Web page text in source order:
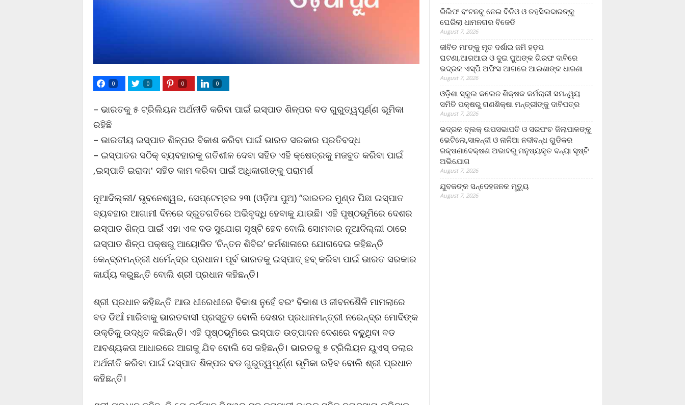
0 0 0 0
– ଭାରତକୁ ୫ ଟ୍ରିଲିୟନ ଅର୍ଥନୀତି କରିବା ପାଇଁ ଇସ୍ପାତ ଶିଳ୍ପର ବଡ ଗୁରୁତ୍ୱପୂର୍ଣ୍ଣ ଭୂମିକା
ରହିଛି
– ଭାରତୀୟ ଇସ୍ପାତ ଶିଳ୍ପର ବିକାଶ କରିବା ପାଇଁ ଭାରତ ସରକାର ପ୍ରତିବଦ୍ଧ
– ଇସ୍ପାତର ସଠିକ୍ ବ୍ୟବହାରକୁ ଗତିଶୀଳ ଦେବା ସହିତ ଏହି କ୍ଷେତ୍ରକୁ ମଜବୁତ କରିବା ପାଇଁ
‚ଇସ୍ପାତି ଇରାଦା‛ ସହିତ କାମ କରିବା ପାଇଁ ଅଧିକାରୀଙ୍କୁ ପରାମର୍ଶ
ନୂଆଦିଲ୍ଲୀ/ ଭୁବନେଶ୍ୱର, ସେପ୍ଟେମ୍ବର ୨୩ (ଓଡ଼ିଆ ପୁଅ) “ଭାରତର ମୁଣ୍ଡ ପିଛା ଇସ୍ପାତ
ବ୍ୟବହାର ଆଗାମୀ ଦିନରେ ଦ୍ରୁତଗତିରେ ଅଭିବୃଦ୍ଧି ହେବାକୁ ଯାଉଛି। ଏହି ପୃଷ୍ଠଭୂମିରେ ଦେଶର
ଇସ୍ପାତ ଶିଳ୍ପ ପାଇଁ ଏହା ଏକ ବଡ ସୁଯୋଗ ସୃଷ୍ଟି ହେବ ବୋଲି ସୋମବାର ନୂଆଦିଲ୍ଲୀ ଠାରେ
ଇସ୍ପାତ ଶିଳ୍ପ ପକ୍ଷରୁ ଆୟୋଜିତ ‘ଚିନ୍ତନ ଶିବିର’ କର୍ମଶାଳାରେ ଯୋଗଦେଇ କହିଛନ୍ତି
କେନ୍ଦ୍ରମନ୍ତ୍ରୀ ଧର୍ମେନ୍ଦ୍ର ପ୍ରଧାନ। ପୂର୍ବ ଭାରତକୁ ଇସ୍ପାତ୍ ହବ୍ କରିବା ପାଇଁ ଭାରତ ସରକାର
କାର୍ଯ୍ୟ କରୁଛନ୍ତି ବୋଲି ଶ୍ରୀ ପ୍ରଧାନ କହିଛନ୍ତି।
ଶ୍ରୀ ପ୍ରଧାନ କହିଛନ୍ତି ଆଉ ଧୀରେଧୀରେ ବିକାଶ ନୁହେଁ ବରଂ ବିକାଶ ଓ ଜୀବନଶୈଳି ମାମଲାରେ
ବଡ ଡିଆଁ ମାରିବାକୁ ଭାରତବାସୀ ପ୍ରସ୍ତୁତ ବୋଲି ଦେଶର ପ୍ରଧାନମନ୍ତ୍ରୀ ନରେନ୍ଦ୍ର ମୋଦିଙ୍କ
ଉକ୍ତିକୁ ଉଦ୍ଧୃତ କରିଛନ୍ତି। ଏହି ପୃଷ୍ଠଭୂମିରେ ଇସ୍ପାତ ଉତ୍ପାଦନ ଦେଶରେ ବଢୁଥିବା ବଡ
ଆବଶ୍ୟକତା ଆଧାରରେ ଆଗକୁ ଯିବ ବୋଲି ସେ କହିଛନ୍ତି। ଭାରତକୁ ୫ ଟ୍ରିଲିୟନ ୟୁଏସ୍ ଡଲାର
ଅର୍ଥନୀତି କରିବା ପାଇଁ ଇସ୍ପାତ ଶିଳ୍ପର ବଡ ଗୁରୁତ୍ୱପୂର୍ଣ୍ଣ ଭୂମିକା ରହିବ ବୋଲି ଶ୍ରୀ ପ୍ରଧାନ
କହିଛନ୍ତି।
ରିଲିଫ ବଂଟନକୁ ନେଇ ବିଡିଓ ଓ ତହସିଲଦାରଙ୍କୁ
ଘେରିଲା ଧାମନଗର ବିଜେଡି
August 7, 2026
ଜୀବିତ ମା’ଙ୍କୁ ମୃତ ଦର୍ଶାଇ ଜମି ହଡ଼ପ
ଘଟଣା,ଆରଆଇ ଓ ଦୁଇ ପୁଅଙ୍କ ଗିରଫ ଦାବିରେ
ଭଦ୍ରକ ଏସ୍‌ପି ଅଫିସ ଆଗରେ ଆଇଶାଙ୍କ ଧାରଣା
August 7, 2026
ଓଡ଼ିଶା ସ୍କୁଲ କଲେଜ ଶିକ୍ଷକ କର୍ମଚାରୀ ସମନ୍ୱୟ
ସମିତି ପକ୍ଷରୁ ଗଣଶିକ୍ଷା ମନ୍ତ୍ରୀଙ୍କୁ ଦାବିପତ୍ର
August 7, 2026
ଭଦ୍ରକ ବ୍ଲକ୍ ଉପସଭାପତି ଓ ସରପଂଚ ଜିଲାପାଳଙ୍କୁ
ଭେଟିଲେ,ସାଳନ୍ଦୀ ଓ ନାଳିଆ ନଦୀବନ୍ଧ ଗୁଡିକର
ରକ୍ଷଣାବେକ୍ଷଣ ଅଭାବରୁ ମନୁଷ୍ୟକୃତ ବନ୍ୟା ସୃଷ୍ଟି
ଅଭିଯୋଗ
August 7, 2026
ଯୁବକଙ୍କ ସନ୍ଦେହଜନକ ମୃତ୍ୟୁ
August 7, 2026